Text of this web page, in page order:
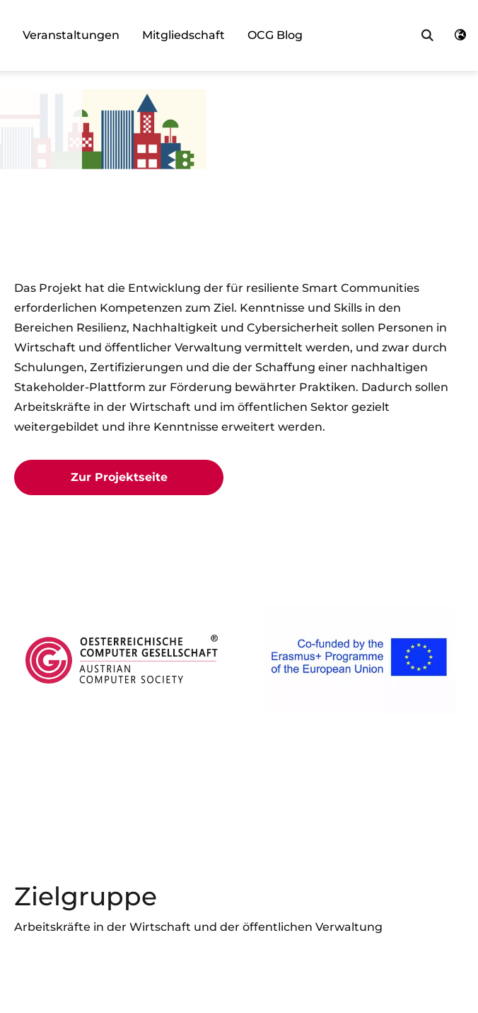
Veranstaltungen Mitgliedschaft OCG Blog
Das Projekt hat die Entwicklung der für resiliente Smart Communities
erforderlichen Kompetenzen zum Ziel. Kenntnisse und Skills in den
Bereichen Resilienz, Nachhaltigkeit und Cybersicherheit sollen Personen in
Wirtschaft und öffentlicher Verwaltung vermittelt werden, und zwar durch
Schulungen, Zertifizierungen und die der Schaffung einer nachhaltigen
Stakeholder-Plattform zur Förderung bewährter Praktiken. Dadurch sollen
Arbeitskräfte in der Wirtschaft und im öffentlichen Sektor gezielt
weitergebildet und ihre Kenntnisse erweitert werden.
Zur Projektseite
Zielgruppe
Arbeitskräfte in der Wirtschaft und der öffentlichen Verwaltung